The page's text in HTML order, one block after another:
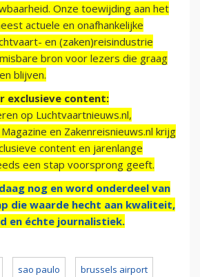
Onze toewijding aan het
actuele en onafhankelijke
en (zaken)reisindustrie
bron voor lezers die graag
blijven.
exclusieve content:
op Luchtvaartnieuws.nl,
en Zakenreisnieuws.nl krijg
content en jarenlange
een stap voorsprong geeft.
nog en word onderdeel van
die waarde hecht aan kwaliteit,
en échte journalistiek.
sao paulo brussels airport